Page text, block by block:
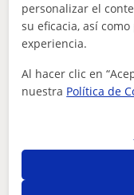
Yoga
Formado en la
Terapia gestalt,
personalizar el
su eficacia, así
experiencia.
Al hacer clic en
nuestra Política de